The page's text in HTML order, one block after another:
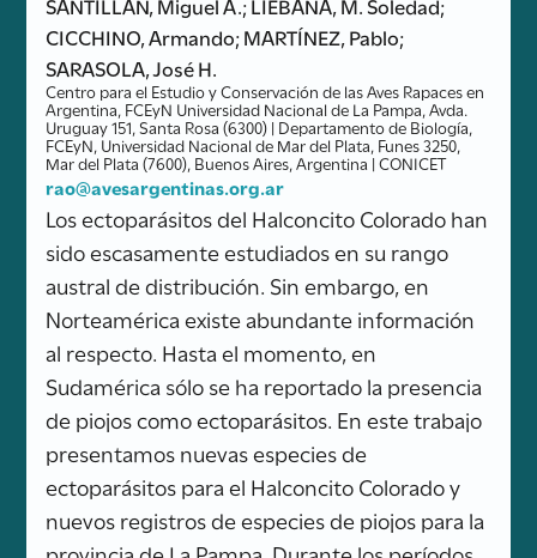
CICCHINO, Armando; MARTÍNEZ, Pablo;
SARASOLA, José H.
Centro para el Estudio y Conservación de las Aves Rapaces en
Argentina, FCEyN Universidad Nacional de La Pampa, Avda.
Uruguay 151, Santa Rosa (6300) | Departamento de Biología,
FCEyN, Universidad Nacional de Mar del Plata, Funes 3250,
Mar del Plata (7600), Buenos Aires, Argentina | CONICET
rao@avesargentinas.org.ar
Los ectoparásitos del Halconcito Colorado han
sido escasamente estudiados en su rango
austral de distribución. Sin embargo, en
Norteamérica existe abundante información
al respecto. Hasta el momento, en
Sudamérica sólo se ha reportado la presencia
de piojos como ectoparásitos. En este trabajo
presentamos nuevas especies de
ectoparásitos para el Halconcito Colorado y
nuevos registros de especies de piojos para la